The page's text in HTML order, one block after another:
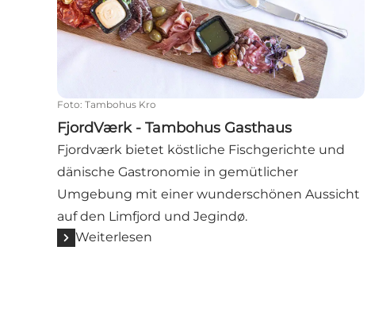
Foto: Tambohus Kro
FjordVærk - Tambohus Gasthaus
Fjordværk bietet köstliche Fischgerichte und
dänische Gastronomie in gemütlicher
Umgebung mit einer wunderschönen Aussicht
auf den Limfjord und Jegindø.
Weiterlesen